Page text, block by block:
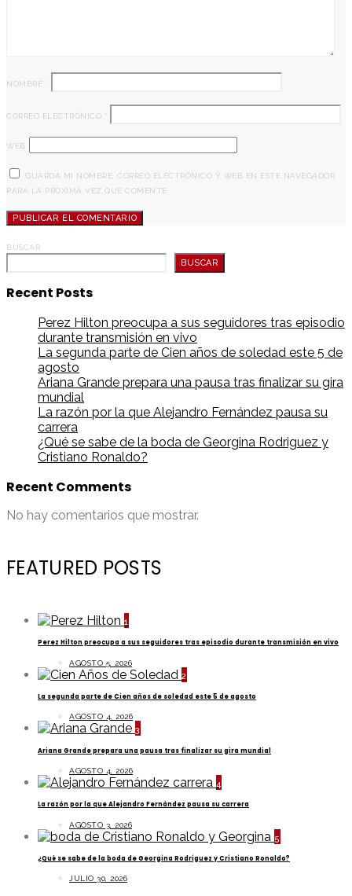
NOMBRE *
CORREO ELECTRÓNICO *
WEB
GUARDA MI NOMBRE, CORREO ELECTRÓNICO Y WEB EN ESTE NAVEGADOR
PARA LA PRÓXIMA VEZ QUE COMENTE.
BUSCAR
BUSCAR
Recent Posts
Perez Hilton preocupa a sus seguidores tras episodio
durante transmisión en vivo
La segunda parte de Cien años de soledad este 5 de
agosto
Ariana Grande prepara una pausa tras finalizar su gira
mundial
La razón por la que Alejandro Fernández pausa su
carrera
¿Qué se sabe de la boda de Georgina Rodriguez y
Cristiano Ronaldo?
Recent Comments
No hay comentarios que mostrar.
FEATURED POSTS
1
Perez Hilton preocupa a sus seguidores tras episodio durante transmisión en vivo
AGOSTO 5, 2026
2
La segunda parte de Cien años de soledad este 5 de agosto
AGOSTO 4, 2026
3
Ariana Grande prepara una pausa tras finalizar su gira mundial
AGOSTO 4, 2026
4
La razón por la que Alejandro Fernández pausa su carrera
AGOSTO 3, 2026
5
¿Qué se sabe de la boda de Georgina Rodriguez y Cristiano Ronaldo?
JULIO 30, 2026